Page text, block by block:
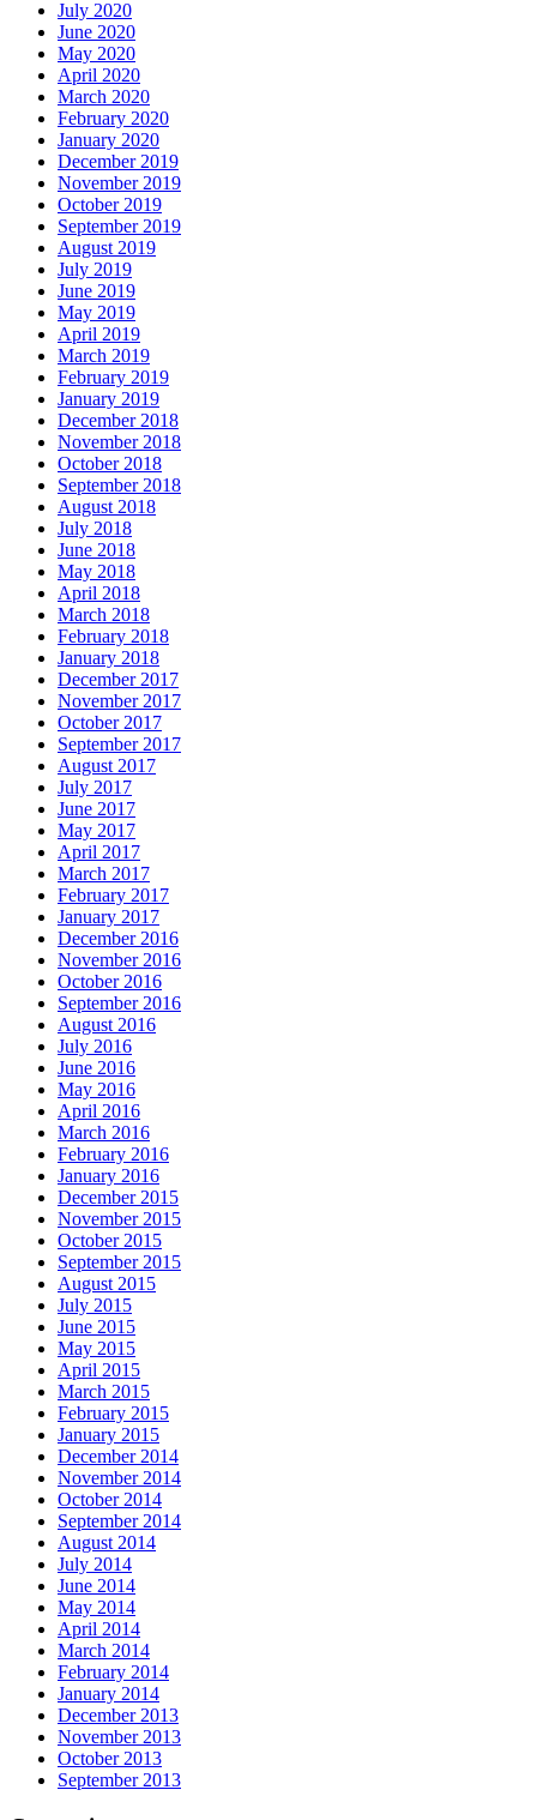
July 2020
June 2020
May 2020
April 2020
March 2020
February 2020
January 2020
December 2019
November 2019
October 2019
September 2019
August 2019
July 2019
June 2019
May 2019
April 2019
March 2019
February 2019
January 2019
December 2018
November 2018
October 2018
September 2018
August 2018
July 2018
June 2018
May 2018
April 2018
March 2018
February 2018
January 2018
December 2017
November 2017
October 2017
September 2017
August 2017
July 2017
June 2017
May 2017
April 2017
March 2017
February 2017
January 2017
December 2016
November 2016
October 2016
September 2016
August 2016
July 2016
June 2016
May 2016
April 2016
March 2016
February 2016
January 2016
December 2015
November 2015
October 2015
September 2015
August 2015
July 2015
June 2015
May 2015
April 2015
March 2015
February 2015
January 2015
December 2014
November 2014
October 2014
September 2014
August 2014
July 2014
June 2014
May 2014
April 2014
March 2014
February 2014
January 2014
December 2013
November 2013
October 2013
September 2013